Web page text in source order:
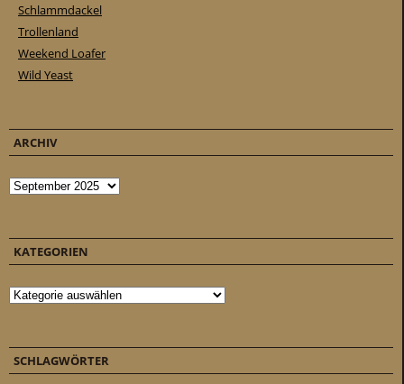
Schlammdackel
Trollenland
Weekend Loafer
Wild Yeast
ARCHIV
Archiv
KATEGORIEN
Kategorien
SCHLAGWÖRTER